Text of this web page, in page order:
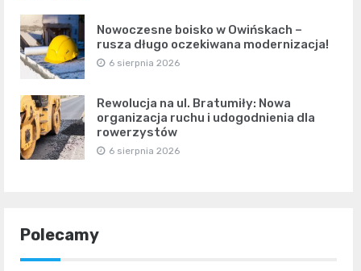
Nowoczesne boisko w Owińskach –
rusza długo oczekiwana modernizacja!
6 sierpnia 2026
Rewolucja na ul. Bratumiły: Nowa
organizacja ruchu i udogodnienia dla
rowerzystów
6 sierpnia 2026
Polecamy